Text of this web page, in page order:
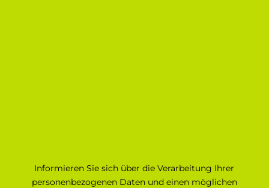
Informieren Sie sich über die Verarbeitung Ihrer
personenbezogenen Daten und einen möglichen